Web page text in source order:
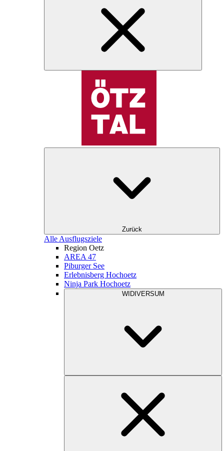
Zurück
Alle Ausflugsziele
Region Oetz
AREA 47
Piburger See
Erlebnisberg Hochoetz
Ninja Park Hochoetz
WIDIVERSUM